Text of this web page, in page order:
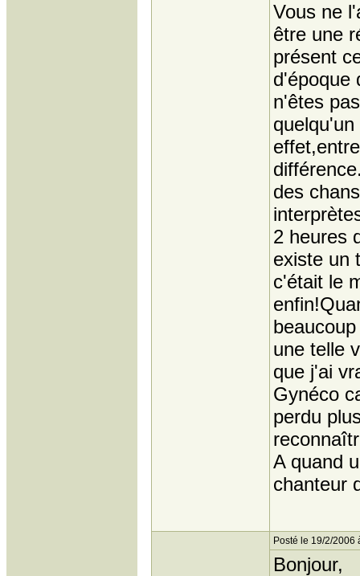
Vous ne
être une
présent
d'époque
n'êtes
des
2 heures
existe un
c'était le
une telle
que j'ai
Gynéco
perdu
A quand
chanteur
Posté le 19/2/2006
Bonjour,